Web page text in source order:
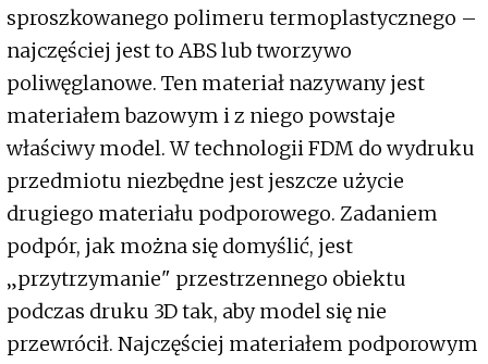
sproszkowanego polimeru termoplastycznego –
najczęściej jest to ABS lub tworzywo
poliwęglanowe. Ten materiał nazywany jest
materiałem bazowym i z niego powstaje
właściwy model. W technologii FDM do wydruku
przedmiotu niezbędne jest jeszcze użycie
drugiego materiału podporowego. Zadaniem
podpór, jak można się domyślić, jest
„przytrzymanie" przestrzennego obiektu
podczas druku 3D tak, aby model się nie
przewrócił. Najczęściej materiałem podporowym